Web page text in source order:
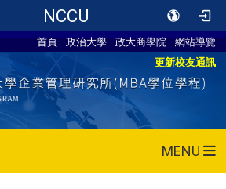
NCCU
首頁 政治大學 政大商學院
網站導覽
更新校友通訊
MENU